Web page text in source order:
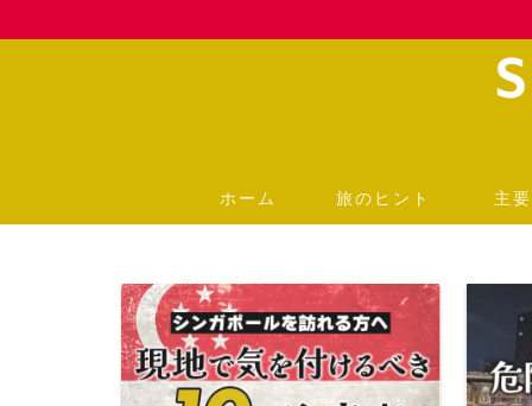
ホーム 旅のヒント 主